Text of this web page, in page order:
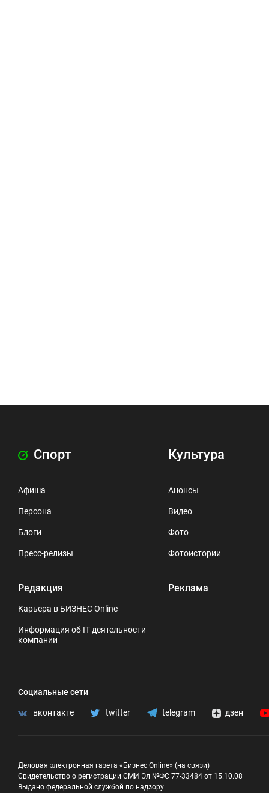
Спорт
Афиша
Персона
Блоги
Пресс-релизы
Редакция
Карьера в БИЗНЕС Online
Информация об IT деятельности
компании
Культура
Анонсы
Видео
Фото
Фотоистории
Реклама
Социальные сети
вконтакте twitter telegram дзен
Деловая электронная газета «Бизнес Online» (на связи)
Свидетельство о регистрации СМИ Эл №ФС 77-33484 от 15.10.08
Выдано федеральной службой по надзору